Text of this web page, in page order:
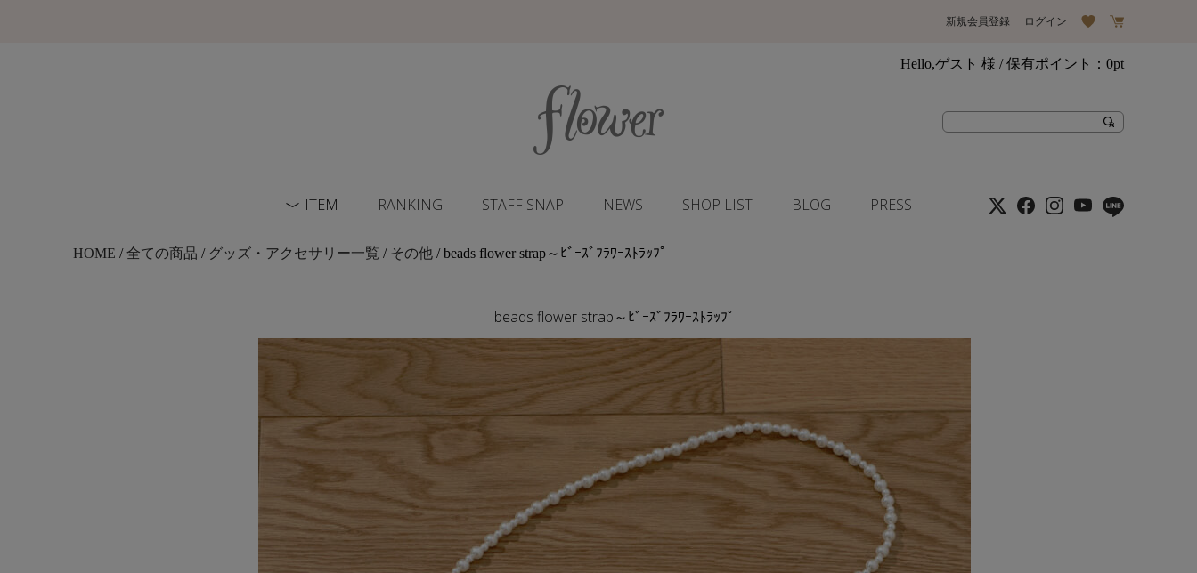
新規会員登録 ログイン
Hello,ゲスト 様 / 保有ポイント： 0pt
ITEM RANKING STAFF SNAP NEWS SHOP LIST BLOG PRESS
HOME /全ての商品 / グッズ・アクセサリー一覧 / その他 / beads flower strap～ﾋﾞｰｽﾞﾌﾗﾜｰｽﾄﾗｯﾌﾟ
beads flower strap～ﾋﾞｰｽﾞﾌﾗﾜｰｽﾄﾗｯﾌﾟ